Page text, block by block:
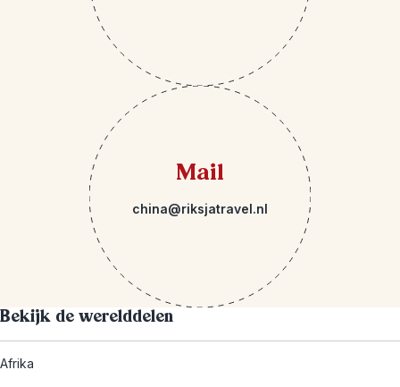
Mail
china@riksjatravel.nl
Bekijk de werelddelen
Afrika